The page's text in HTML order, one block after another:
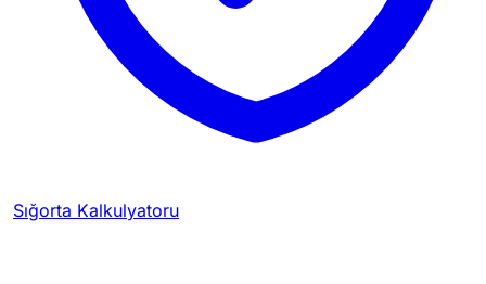
Sığorta Kalkulyatoru